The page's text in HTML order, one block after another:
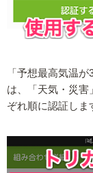
「予想最高気温
は、「天気・災害
ぞれ順に認証しま